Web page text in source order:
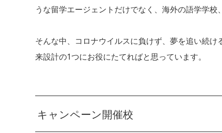
うな留学エージェントだけでなく、海外の語学学
そんな中、コロナウイルスに負けず、夢を追い続
来設計の1つにお役にたてればと思っています。
キャンペーン開催校